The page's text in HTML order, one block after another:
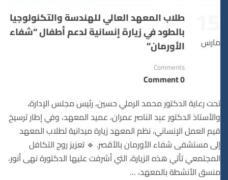
مارس
طلاب المعهد العالي للهندسة والتكنولوجيا
بالطود في زيارة إنسانية لدعم أطفال “شفاء
الأورمان”
Comments
تحت رعاية الدكتور محمد الرملي حسين، رئيس مجلس الإدارة،
والأستاذ الدكتور عبد الناصر عمران، عميد المعهد، وفي إطار ترسيخ
قيم العمل الإنساني، نظم المعهد زيارة ميدانية لطلاب المعهد
إلى مستشفى شفاء الأورمان بالأقصر. 🔹 تعزيز روح التكافل
المجتمعي تأتي هذه الزيارة، التي أشرفت عليها الدكتورة نهى أنور،
منسق الأنشطة بالمعهد، …